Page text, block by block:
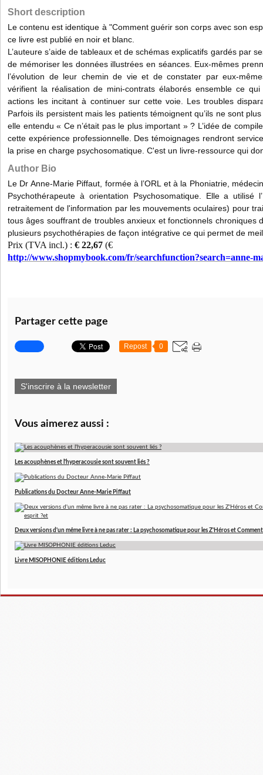
Short description
Le contenu est identique à "Comment guérir son corps avec son
ce livre est publié en noir et blanc.
L’auteure s’aide de tableaux et de schémas explicatifs gardés par
de mémoriser les données illustrées en séances. Eux-mêmes
l’évolution de leur chemin de vie et de constater par eux-
vérifient la réalisation de mini-contrats élaborés ensemble ce
actions les incitant à continuer sur cette voie. Les troubles
Parfois ils persistent mais les patients témoignent qu’ils ne sont
elle entendu « Ce n’était pas le plus important » ? L’idée de
cette expérience professionnelle. Des témoignages rendront
la prise en charge psychosomatique. C'est un livre-ressource qui
Author Bio
Le Dr Anne-Marie Piffaut, formée à l’ORL et à la Phoniatrie,
Psychothérapeute à orientation Psychosomatique. Elle a utilisé
retraitement de l'information par les mouvements oculaires) pour
tous âges souffrant de troubles anxieux et fonctionnels chroniques
plusieurs psychothérapies de façon intégrative ce qui permet de
Prix (TVA incl.) : € 22,67 (€
http://www.shopmybook.com/fr/searchfunction?search=anne-
Partager cette page
Repost 0
S'inscrire à la newsletter
Vous aimerez aussi :
Les acouphènes et l'hyperacousie sont souvent liés ?
Publications du Docteur Anne-Marie Piffaut
Deux versions d'un même livre à ne pas rater : La psychosomatique pour les Z'Héros et
Livre MISOPHONIE éditions Leduc